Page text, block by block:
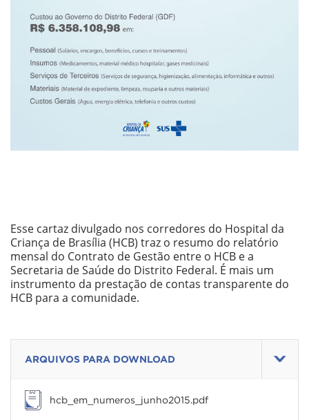
Esse cartaz divulgado nos corredores do Hospital da
Criança de Brasília (HCB) traz o resumo do relatório
mensal do Contrato de Gestão entre o HCB e a
Secretaria de Saúde do Distrito Federal. É mais um
instrumento da prestação de contas transparente do
HCB para a comunidade.
ARQUIVOS PARA DOWNLOAD
hcb_em_numeros_junho2015.pdf